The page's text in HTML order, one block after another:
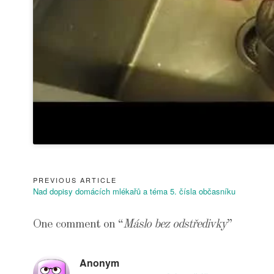
Navigace
příspěvek
PREVIOUS ARTICLE
Previous
Nad dopisy domácích mlékařů a téma 5. čísla občasníku
One comment on “Máslo bez odstředivky”
Anonym